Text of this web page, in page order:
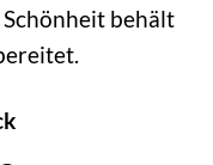
Schönheit behält